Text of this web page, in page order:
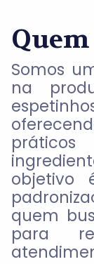
Somos
na
objetivo
quem
para